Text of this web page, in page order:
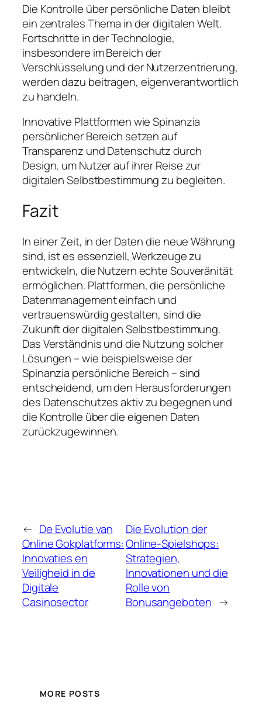
Die Kontrolle über persönliche Daten bleibt
ein zentrales Thema in der digitalen Welt.
Fortschritte in der Technologie,
insbesondere im Bereich der
Verschlüsselung und der Nutzerzentrierung,
werden dazu beitragen, eigenverantwortlich
zu handeln.
Innovative Plattformen wie Spinanzia
persönlicher Bereich setzen auf
Transparenz und Datenschutz durch
Design, um Nutzer auf ihrer Reise zur
digitalen Selbstbestimmung zu begleiten.
Fazit
In einer Zeit, in der Daten die neue Währung
sind, ist es essenziell, Werkzeuge zu
entwickeln, die Nutzern echte Souveränität
ermöglichen. Plattformen, die persönliche
Datenmanagement einfach und
vertrauenswürdig gestalten, sind die
Zukunft der digitalen Selbstbestimmung.
Das Verständnis und die Nutzung solcher
Lösungen – wie beispielsweise der
Spinanzia persönliche Bereich – sind
entscheidend, um den Herausforderungen
des Datenschutzes aktiv zu begegnen und
die Kontrolle über die eigenen Daten
zurückzugewinnen.
← De Evolutie van
Online Gokplatforms:
Innovaties en
Veiligheid in de
Digitale
Casinosector
Die Evolution der
Online-Spielshops:
Strategien,
Innovationen und die
Rolle von
Bonusangeboten →
MORE POSTS